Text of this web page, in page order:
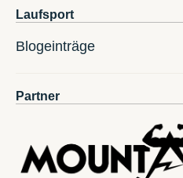
Laufsport
Blogeinträge
Partner